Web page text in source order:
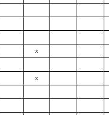
X
X